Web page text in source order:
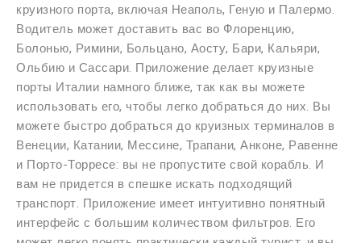
круизного порта, включая Неаполь, Геную и Палермо.
Водитель может доставить вас во Флоренцию,
Болонью, Римини, Больцано, Аосту, Бари, Кальяри,
Ольбию и Сассари. Приложение делает круизные
порты Италии намного ближе, так как вы можете
использовать его, чтобы легко добраться до них. Вы
можете быстро добраться до круизных терминалов в
Венеции, Катании, Мессине, Трапани, Анконе, Равенне
и Порто-Торресе: вы не пропустите свой корабль. И
вам не придется в спешке искать подходящий
транспорт. Приложение имеет интуитивно понятный
интерфейс с большим количеством фильтров. Его